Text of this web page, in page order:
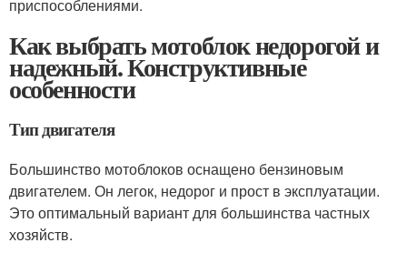
приспособлениями.
Как выбрать мотоблок недорогой и
надежный. Конструктивные
особенности
Тип двигателя
Большинство мотоблоков оснащено бензиновым
двигателем. Он легок, недорог и прост в эксплуатации.
Это оптимальный вариант для большинства частных
хозяйств.